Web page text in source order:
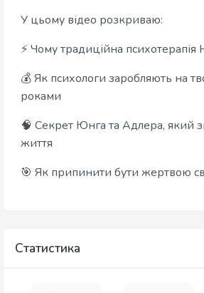
У цьому відео розкриваю:
⚡ Чому традиційна
💰 Як психологи заробляють на
роками
🧠 Секрет Юнга та Адлера, який
життя
🎯 Як припинити бути жертвою
Статистика